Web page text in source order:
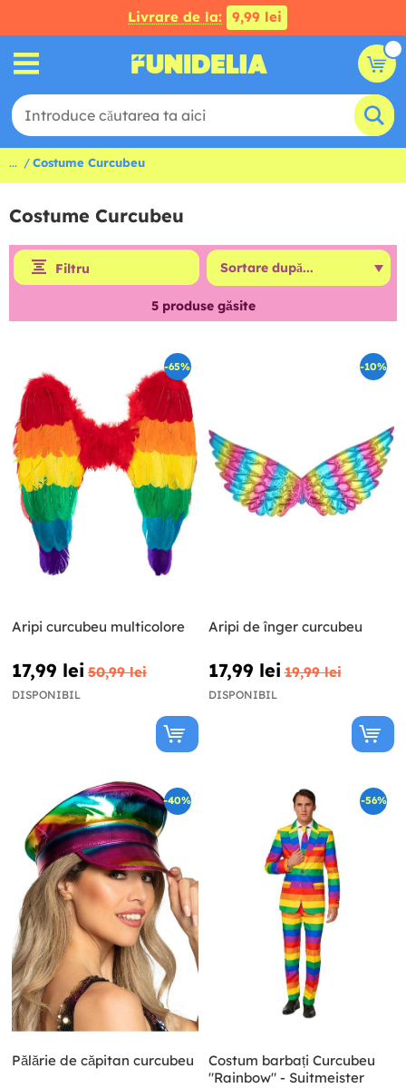
Livrare de la: 9,99 lei
... Costume Curcubeu
Costume Curcubeu
Filtru
5produse găsite
-65%
Aripi curcubeu multicolore
17,99 lei 50,99 lei
DISPONIBIL
-10%
Aripi de înger curcubeu
17,99 lei 19,99 lei
DISPONIBIL
-40%
Pălărie de căpitan curcubeu
-56%
Costum barbați Curcubeu
"Rainbow" - Suitmeister